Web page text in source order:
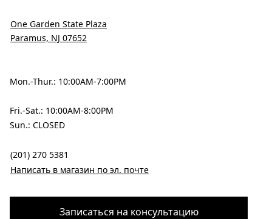
One Garden State Plaza
Paramus, NJ 07652
Mon.-Thur.: 10:00AM-7:00PM
Fri.-Sat.: 10:00AM-8:00PM
Sun.: CLOSED
(201) 270 5381
Написать в магазин по эл. почте
Записаться на консультацию